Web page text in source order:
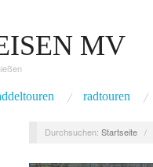
MV
radtouren
Durchsuchen: Startseite /